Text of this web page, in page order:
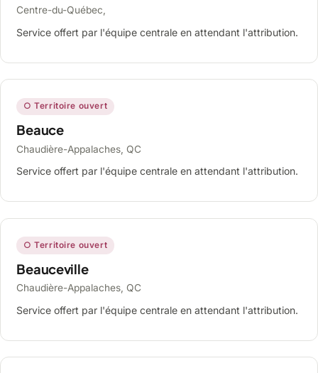
Centre-du-Québec,
Service offert par l'équipe centrale en attendant l'attribution.
○ Territoire ouvert
Beauce
Chaudière-Appalaches, QC
Service offert par l'équipe centrale en attendant l'attribution.
○ Territoire ouvert
Beauceville
Chaudière-Appalaches, QC
Service offert par l'équipe centrale en attendant l'attribution.